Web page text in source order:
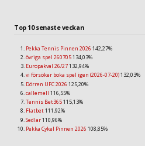
Top 10 senaste veckan
Pekka Tennis Pinnen 2026 142,27%
övriga spel 260705134,03%
Europakval 26/27132,94%
vi försöker boka spel igen (2026-07-20)132,03%
Dörren UFC 2026 125,20%
callemell 116,55%
Tennis Bet365115,13%
Flatbet111,92%
Sedlar110,96%
Pekka Cykel Pinnen 2026 108,85%